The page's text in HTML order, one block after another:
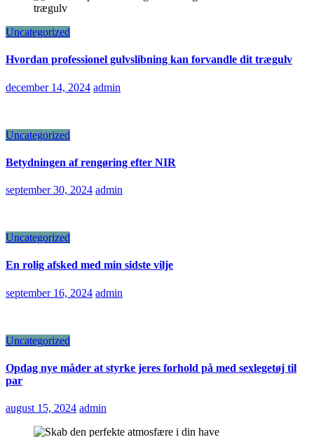
Uncategorized
Hvordan professionel gulvslibning kan forvandle dit trægulv
december 14, 2024 admin
Uncategorized
Betydningen af rengøring efter NIR
september 30, 2024 admin
Uncategorized
En rolig afsked med min sidste vilje
september 16, 2024 admin
Uncategorized
Opdag nye måder at styrke jeres forhold på med sexlegetøj til
par
august 15, 2024 admin